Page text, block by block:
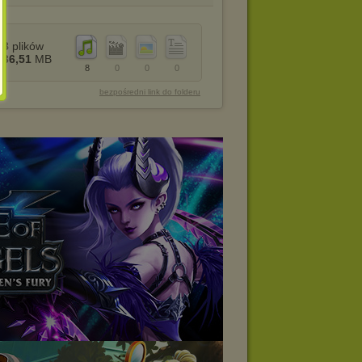
0
0
0
8
8 plików
36,51 MB
bezpośredni link do folderu